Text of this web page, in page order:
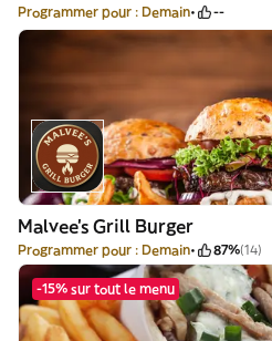
Programmer pour : Demain --
Malvee’s Grill Burger
Programmer pour : Demain 87%(14)
-15% sur tout le menu